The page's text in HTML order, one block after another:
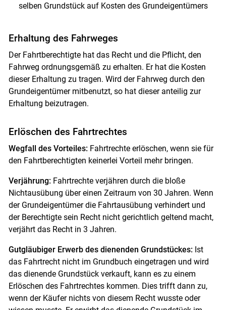
selben Grundstück auf Kosten des Grundeigentümers
Erhaltung des Fahrweges
Der Fahrtberechtigte hat das Recht und die Pflicht, den
Fahrweg ordnungsgemäß zu erhalten. Er hat die Kosten
dieser Erhaltung zu tragen. Wird der Fahrweg durch den
Grundeigentümer mitbenutzt, so hat dieser anteilig zur
Erhaltung beizutragen.
Erlöschen des Fahrtrechtes
Wegfall des Vorteiles:Fahrtrechte erlöschen, wenn sie für
den Fahrtberechtigten keinerlei Vorteil mehr bringen.
Verjährung:Fahrtrechte verjähren durch die bloße
Nichtausübung über einen Zeitraum von 30 Jahren. Wenn
der Grundeigentümer die Fahrtausübung verhindert und
der Berechtigte sein Recht nicht gerichtlich geltend macht,
verjährt das Recht in 3 Jahren.
Gutgläubiger Erwerb des dienenden Grundstückes:Ist
das Fahrtrecht nicht im Grundbuch eingetragen und wird
das dienende Grundstück verkauft, kann es zu einem
Erlöschen des Fahrtrechtes kommen. Dies trifft dann zu,
wenn der Käufer nichts von diesem Recht wusste oder